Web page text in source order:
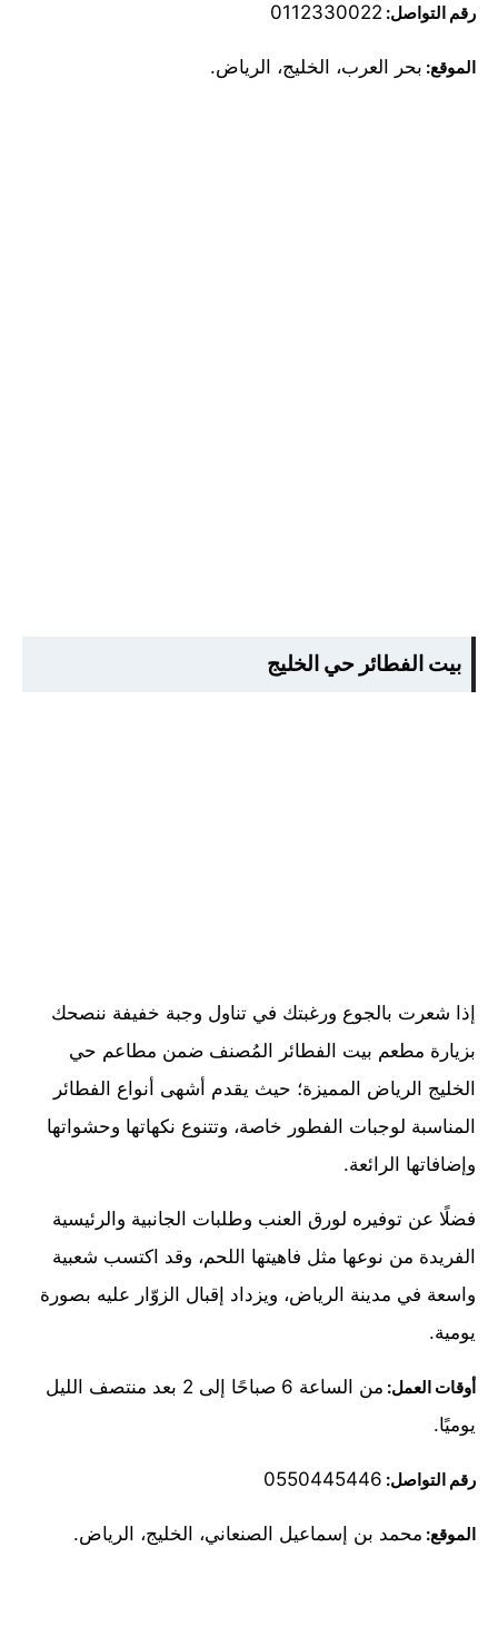
رقم التواصل: 0112330022
الموقع: بحر العرب، الخليج، الرياض.
بيت الفطائر حي الخليج
إذا شعرت بالجوع ورغبتك في تناول وجبة خفيفة ننصحك
بزيارة مطعم بيت الفطائر المُصنف ضمن مطاعم حي
الخليج الرياض المميزة؛ حيث يقدم أشهى أنواع الفطائر
المناسبة لوجبات الفطور خاصة، وتتنوع نكهاتها وحشواتها
وإضافاتها الرائعة.
فضلًا عن توفيره لورق العنب وطلبات الجانبية والرئيسية
الفريدة من نوعها مثل فاهيتها اللحم، وقد اكتسب شعبية
واسعة في مدينة الرياض، ويزداد إقبال الزوّار عليه بصورة
يومية.
أوقات العمل:
من الساعة 6 صباحًا إلى 2 بعد منتصف الليل
يوميًا.
رقم التواصل: 0550445446
الموقع: محمد بن إسماعيل الصنعاني، الخليج، الرياض.